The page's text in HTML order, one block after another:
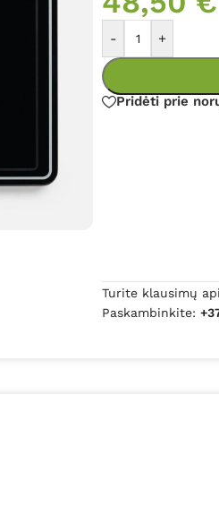
- +
Pridėti prie
Turite klausimų
Paskambinkite: